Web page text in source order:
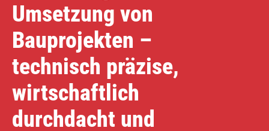
Umsetzung von
Bauprojekten –
technisch präzise,
wirtschaftlich
durchdacht und